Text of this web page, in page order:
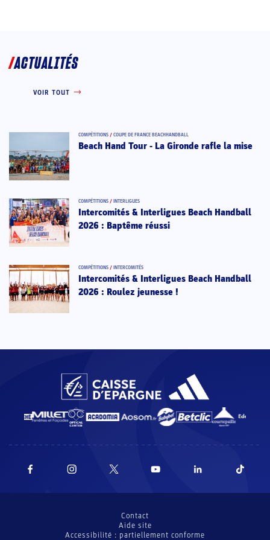
ACTUALITÉS
VOIR TOUT
COMPÉTITIONS / COUPE DE FRANCE BEACHHANDBALL
Beach Hand Tour - La Gironde rafle la mise
COMPÉTITIONS / INTERLIGUES
Intercomités & Interligues Beach Handball
2026 : Baptême réussi
COMPÉTITIONS / INTERCOMITÉS
Intercomités & Interligues Beach Handball
2026 : Roulez jeunesse !
Contact
Aide site
Accessibilité : partiellement conforme